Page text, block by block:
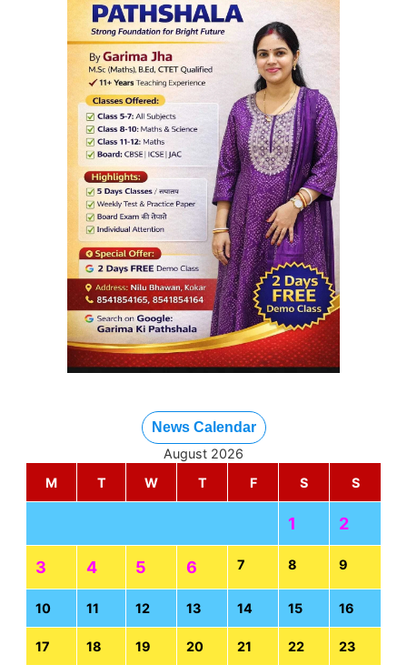
News Calendar
August 2026
M
T W T F S S
1 2
3 4 5 6 7 8 9
10 11 12 13 14 15 16
17 18 19 20 21 22 23